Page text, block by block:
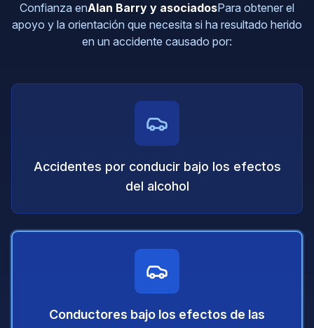
Confianza enAlan Barry y asociadosPara obtener el
apoyo y la orientación que necesita si ha resultado herido
en un accidente causado por:
Accidentes por conducir bajo los efectos
del alcohol
Conductores bajo los efectos de las